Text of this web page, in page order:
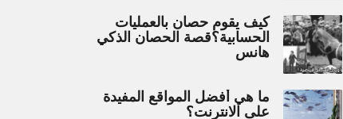
كيف يقوم حصان بالعمليات
الحسابية؟قصة الحصان الذكي
هانس
ما هي أفضل المواقع المفيدة
على الانترنت؟